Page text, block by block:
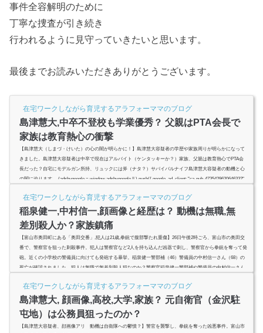
事件全容解明のために
丁寧な捜査が引き続き
行われるように見守っていきたいと思います。
最後までお読みいただきありがとうございます。
在宅ワークしながら育児するアラフォーママのブログ
島津慧大,中卒不登校も学業優秀？ 父親はPTA会長で
家族は教育熱心の衝撃
【島津慧大（しまづ・けいた）の心の闇が明らかに！】島津慧大容疑者の学歴や家族周りが明らかになって
きました。島津慧大容疑者は中卒で現在はアルバイト（ケンタッキーか？）家族、父親は教育熱心でPTA会
長だった？自宅にモデルガン所持、リュックには斧（ナタ？）サバイバルナイフ島津慧大容疑者の動機と心
の闇に迫ります。 (adsbygoogle = window.adsbygoogle || ).push({ google_ad_client: "ca-pub-4735429620646332",
在宅ワークしながら育児するアラフォーママのブログ
稲泉健一,中村信一,顔画像と経歴は？ 動機は無職,無
差別殺人か？家族鎮痛
【富山市奥田町にある「奥田交番」,犯人は21歳,拳銃で腹部撃たれ重傷】26日午後2時ごろ、富山市の奥田交
番で、警察官を狙った刺殺事件。犯人は警察官など2人を持ち込んだ凶器で刺し、警察官から拳銃を奪って発
砲。近くの小学校の警備員に向けても発砲する暴挙。稲泉健一警部補（46）警備員の中村信一さん（68）の
死亡が確認されました。犯人は無職で無差別殺人犯なのか？警察官稲泉健一警部補や警備員の中村信一さん
中村信一...
在宅ワークしながら育児するアラフォーママのブログ
島津慧大, 顔画像,高校,大学,家族？ 元自衛官（金沢駐
屯地）は公務員狙ったのか？
【島津慧大容疑者、顔画像アリ 動機は自衛隊への鬱憤？】警官を襲撃し、拳銃を奪った凶悪事件。富山市